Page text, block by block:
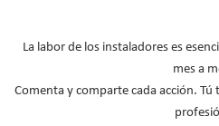
presenta en su catálogo
La labor de los instaladores es
mes a
Comenta y comparte cada acción.